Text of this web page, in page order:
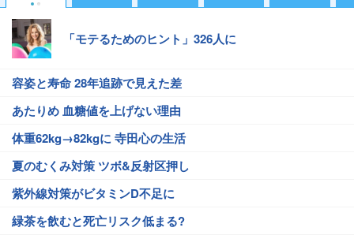
「モテるためのヒント」326人に
容姿と寿命 28年追跡で見えた差
あたりめ 血糖値を上げない理由
体重62kg→82kgに 寺田心の生活
夏のむくみ対策 ツボ&反射区押し
紫外線対策がビタミンD不足に
緑茶を飲むと死亡リスク低まる?